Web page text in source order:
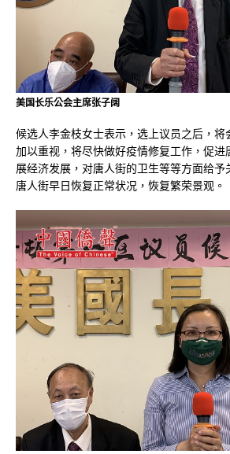
美国长乐公会主席张子阔
候选人李金枝女士表示，选上议员之后，
加以重视，将尽快做好疫情修复工作，促
展经济发展，对唐人街的卫生等等方面给
唐人街早日恢复正常状况，恢复繁荣景观。